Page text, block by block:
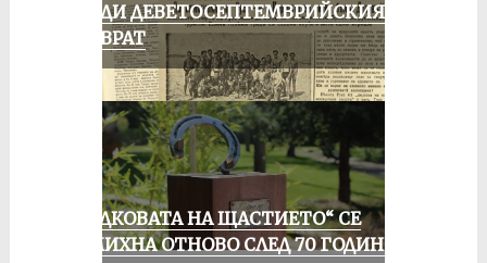
ПРЕДИ ДЕВЕТОСЕПТЕМВРИЙСКИЯ
ПРЕВРАТ
„ПОДКОВАТА НА ЩАСТИЕТО“ СЕ
УСМИХНА ОТНОВО СЛЕД 70 ГОДИНИ